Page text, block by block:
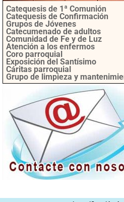
Catequesis de 1ª Comunión
Catequesis de Confirmación
Grupos de Jóvenes
Catecumenado de adultos
Comunidad de Fe y de Luz
Atención a los enfermos
Coro parroquial
Exposición del Santísimo
Cáritas parroquial
Grupo de limpieza y